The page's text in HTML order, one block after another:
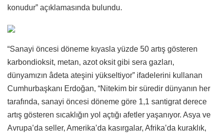
konudur” açıklamasında bulundu.
“Sanayi öncesi döneme kıyasla yüzde 50 artış gösteren
karbondioksit, metan, azot oksit gibi sera gazları,
dünyamızın âdeta ateşini yükseltiyor” ifadelerini kullanan
Cumhurbaşkanı Erdoğan, “Nitekim bir süredir dünyanın her
tarafında, sanayi öncesi döneme göre 1,1 santigrat derece
artış gösteren sıcaklığın yol açtığı afetler yaşanıyor. Asya ve
Avrupa’da seller, Amerika’da kasırgalar, Afrika’da kuraklık,